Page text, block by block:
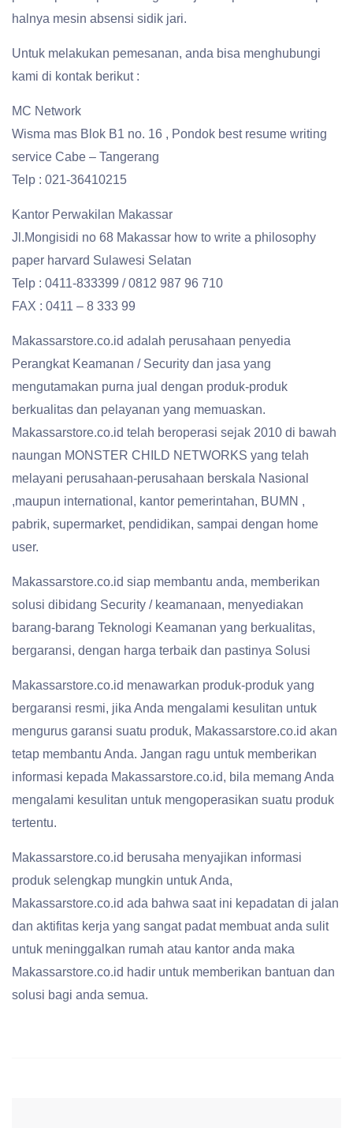
halnya mesin absensi sidik jari.
Untuk melakukan pemesanan, anda bisa menghubungi
kami di kontak berikut :
MC Network
Wisma mas Blok B1 no. 16 , Pondok best resume writing
service Cabe – Tangerang
Telp : 021-36410215
Kantor Perwakilan Makassar
Jl.Mongisidi no 68 Makassar how to write a philosophy
paper harvard Sulawesi Selatan
Telp : 0411-833399 / 0812 987 96 710
FAX : 0411 – 8 333 99
Makassarstore.co.id adalah perusahaan penyedia
Perangkat Keamanan / Security dan jasa yang
mengutamakan purna jual dengan produk-produk
berkualitas dan pelayanan yang memuaskan.
Makassarstore.co.id telah beroperasi sejak 2010 di bawah
naungan MONSTER CHILD NETWORKS yang telah
melayani perusahaan-perusahaan berskala Nasional
,maupun international, kantor pemerintahan, BUMN ,
pabrik, supermarket, pendidikan, sampai dengan home
user.
Makassarstore.co.id siap membantu anda, memberikan
solusi dibidang Security / keamanaan, menyediakan
barang-barang Teknologi Keamanan yang berkualitas,
bergaransi, dengan harga terbaik dan pastinya Solusi
Makassarstore.co.id menawarkan produk-produk yang
bergaransi resmi, jika Anda mengalami kesulitan untuk
mengurus garansi suatu produk, Makassarstore.co.id akan
tetap membantu Anda. Jangan ragu untuk memberikan
informasi kepada Makassarstore.co.id, bila memang Anda
mengalami kesulitan untuk mengoperasikan suatu produk
tertentu.
Makassarstore.co.id berusaha menyajikan informasi
produk selengkap mungkin untuk Anda,
Makassarstore.co.id ada bahwa saat ini kepadatan di jalan
dan aktifitas kerja yang sangat padat membuat anda sulit
untuk meninggalkan rumah atau kantor anda maka
Makassarstore.co.id hadir untuk memberikan bantuan dan
solusi bagi anda semua.